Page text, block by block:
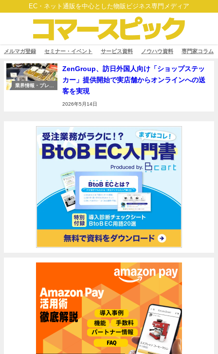
EC・ネット通販を中心とした物販ビジネス専門メディア
メルマガ登録 セミナー・イベント サービス資料 ノウハウ資料 専門家コラム
業界情報・プレス
ZenGroup、訪日外国人向け「ショップステッ
カー」提供開始で実店舗からオンラインへの送
客を実現
2026年5月14日